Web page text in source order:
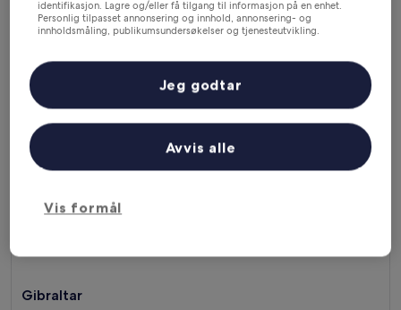
Mest populære byer i Gibraltar
Gibraltar
Gibraltar
identifikasjon. Lagre og/eller få tilgang til informasjon på en enhet.
Personlig tilpasset annonsering og innhold, annonsering- og
innholdsmåling, publikumsundersøkelser og tjenesteutvikling.
Vis formål
Avvis alle
Jeg godtar